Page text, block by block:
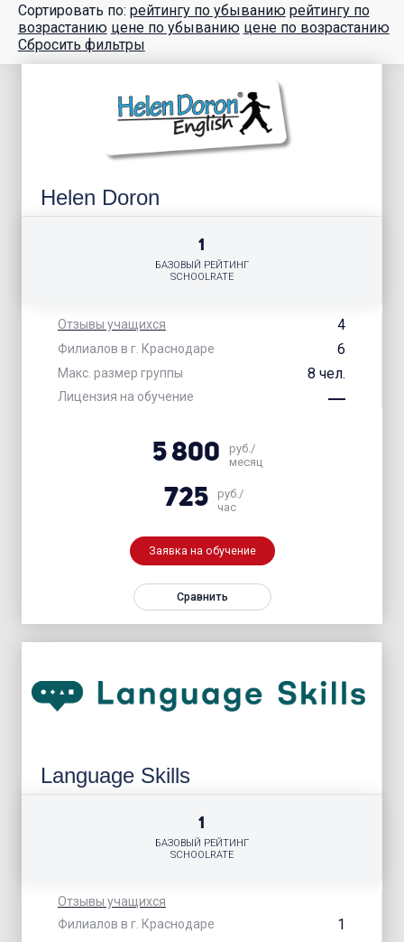
Сортировать по: рейтингу по убыванию рейтингу по
возрастанию цене по убыванию цене по возрастанию
Сбросить фильтры
Helen Doron
Отзывы учащихся 4
Филиалов в г. Краснодаре 6
Макс. размер группы 8 чел.
Лицензия на обучение
1
БАЗОВЫЙ РЕЙТИНГ
SCHOOLRATE
5 800
руб./
месяц
725
руб./
час
Заявка на обучение
Сравнить
Language Skills
Отзывы учащихся
Филиалов в г. Краснодаре
1
1
БАЗОВЫЙ РЕЙТИНГ
SCHOOLRATE